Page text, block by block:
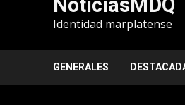
NoticiasMDQ
Identidad marplatense
GENERALES